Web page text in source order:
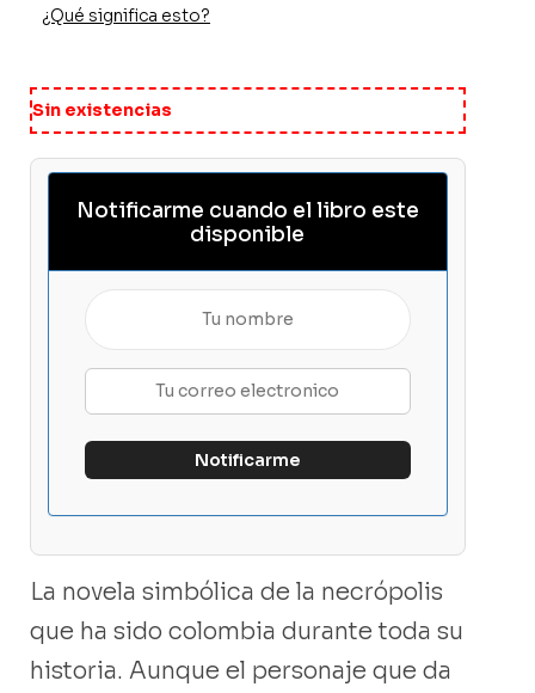
¿Qué significa esto?
Sin existencias
Notificarme cuando el libro este
disponible
La novela simbólica de la necrópolis
que ha sido colombia durante toda su
historia. Aunque el personaje que da